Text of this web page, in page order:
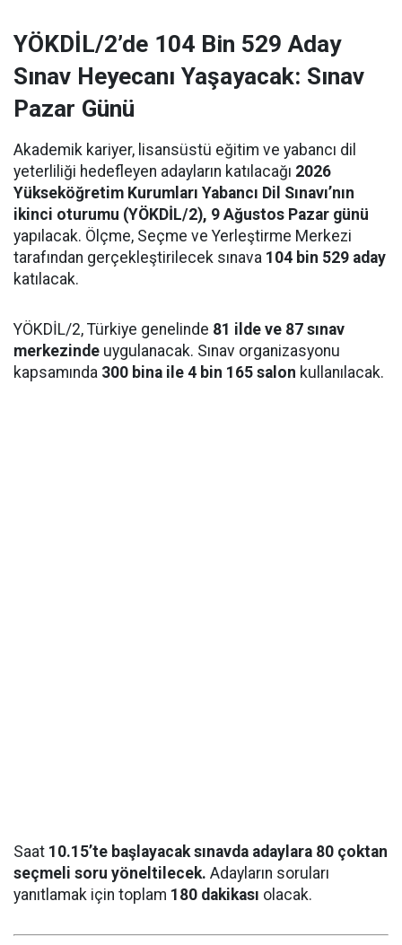
YÖKDİL/2’de 104 Bin 529 Aday
Sınav Heyecanı Yaşayacak: Sınav
Pazar Günü
Akademik kariyer, lisansüstü eğitim ve yabancı dil
yeterliliği hedefleyen adayların katılacağı 2026
Yükseköğretim Kurumları Yabancı Dil Sınavı’nın
ikinci oturumu (YÖKDİL/2), 9 Ağustos Pazar günü
yapılacak. Ölçme, Seçme ve Yerleştirme Merkezi
tarafından gerçekleştirilecek sınava 104 bin 529 aday
katılacak.
YÖKDİL/2, Türkiye genelinde 81 ilde ve 87 sınav
merkezinde uygulanacak. Sınav organizasyonu
kapsamında 300 bina ile 4 bin 165 salon kullanılacak.
Saat 10.15’te başlayacak sınavda adaylara 80 çoktan
seçmeli soru yöneltilecek. Adayların soruları
yanıtlamak için toplam 180 dakikası olacak.